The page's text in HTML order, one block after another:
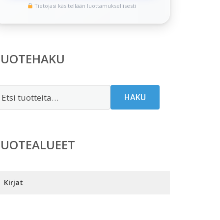
Tietojasi käsitellään luottamuksellisesti
HAKU
Kirjat